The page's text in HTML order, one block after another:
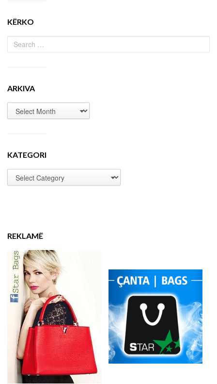
KËRKO
ARKIVA
KATEGORI
REKLAMË